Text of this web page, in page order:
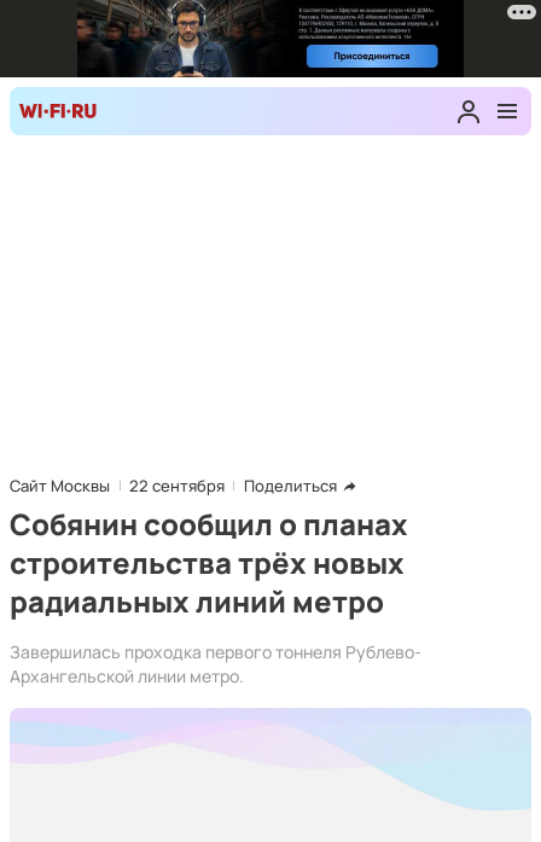
Сайт Москвы 22 сентября Поделиться
Собянин сообщил о планах
строительства трёх новых
радиальных линий метро
Завершилась проходка первого тоннеля Рублево-
Архангельской линии метро.